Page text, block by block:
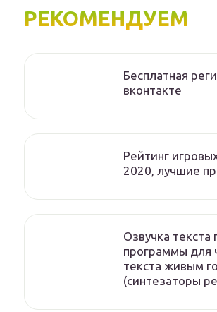
РЕКОМЕНДУЕМ
Бесплатная
вконтакте
Рейтинг
2020, лучшие
Озвучка
программы для
текста живым
(синтезаторы